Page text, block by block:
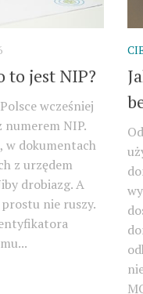
to jest NIP?
wcześniej
numerem NIP.
w dokumentach
z urzędem
drobiazg. A
nie ruszy.